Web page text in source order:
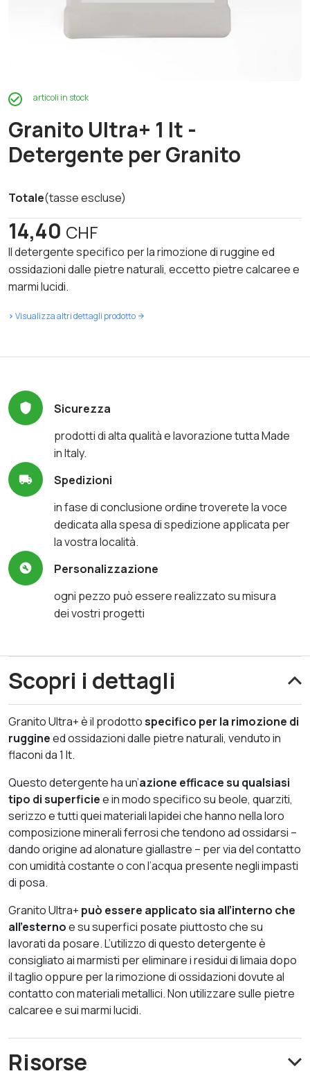
articoli in stock
Granito Ultra+ 1 lt -
Detergente per Granito
Totale(tasse escluse)
14,40 CHF
Il detergente specifico per la rimozione di ruggine ed
ossidazioni dalle pietre naturali, eccetto pietre calcaree e
marmi lucidi.
> Visualizza altri dettagli prodotto
Sicurezza
prodotti di alta qualità e lavorazione tutta Made
in Italy.
Spedizioni
in fase di conclusione ordine troverete la voce
dedicata alla spesa di spedizione applicata per
la vostra località.
Personalizzazione
ogni pezzo può essere realizzato su misura
dei vostri progetti
Scopri i dettagli
Granito Ultra+ è il prodottospecifico per la rimozione di
ruggineed ossidazioni dalle pietre naturali, venduto in
flaconi da 1 lt.
Questo detergente ha un’azione efficace su qualsiasi
tipo di superficiee in modo specifico su beole, quarziti,
serizzo e tutti quei materiali lapidei che hanno nella loro
composizione minerali ferrosi che tendono ad ossidarsi –
dando origine ad alonature giallastre – per via del contatto
con umidità costante o con l’acqua presente negli impasti
di posa.
Granito Ultra+ può essere applicato sia all’interno che
all’esternoe su superfici posate piuttosto che su
lavorati da posare. L’utilizzo di questo detergente è
consigliato ai marmisti per eliminare i residui di limaia dopo
il taglio oppure per la rimozione di ossidazioni dovute al
contatto con materiali metallici. Non utilizzare sulle pietre
calcaree e sui marmi lucidi.
Risorse